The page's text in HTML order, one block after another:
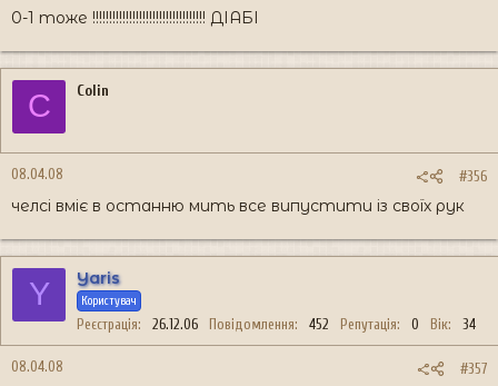
0-1 тоже !!!!!!!!!!!!!!!!!!!!!!!!!!!!!!!!!! ДІАБІ
C Colin
08.04.08 #356
челсі вміє в останню мить все випустити із своїх рук
Y Yaris
Користувач
Реєстрація 26.12.06 Повідомлення 452 Репутація 0 Вік 34
08.04.08 #357